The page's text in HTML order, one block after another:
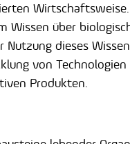
Wissen über
Nutzung dieses
von Technologien
Produkten.